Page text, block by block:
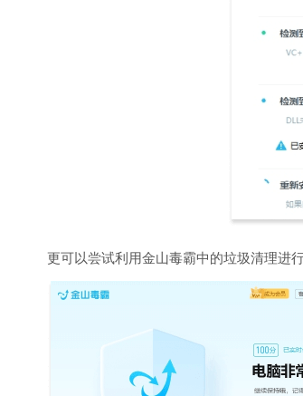
更可以尝试利用金山毒霸中的垃圾清理进